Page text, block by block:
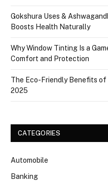
Gokshura Uses &
Boosts Health Naturally
Why Window Tinting Is a
Comfort and Protection
The Eco-Friendly Benefits
2025
CATEGORIES
Automobile
Banking